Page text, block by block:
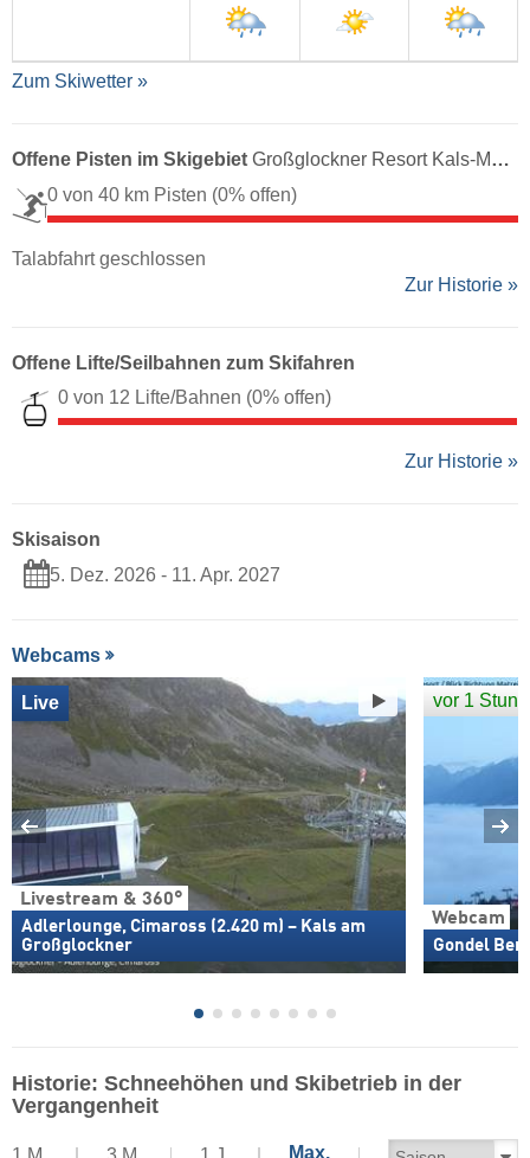
Zum Skiwetter »
Offene Pisten im Skigebiet Großglockner Resort Kals-Matrei
0 von 40 km Pisten (0% offen)
Talabfahrt geschlossen
Zur Historie »
Offene Lifte/Seilbahnen zum Skifahren
0 von 12 Lifte/Bahnen (0% offen)
Zur Historie »
Skisaison
5. Dez. 2026 - 11. Apr. 2027
Webcams
Livestream & 360°
Adlerlounge, Cimaross (2.420 m) – Kals am
Großglockner
Live
Webcam
Gondel
vor 1
Historie: Schneehöhen und Skibetrieb in der
Vergangenheit
Max.